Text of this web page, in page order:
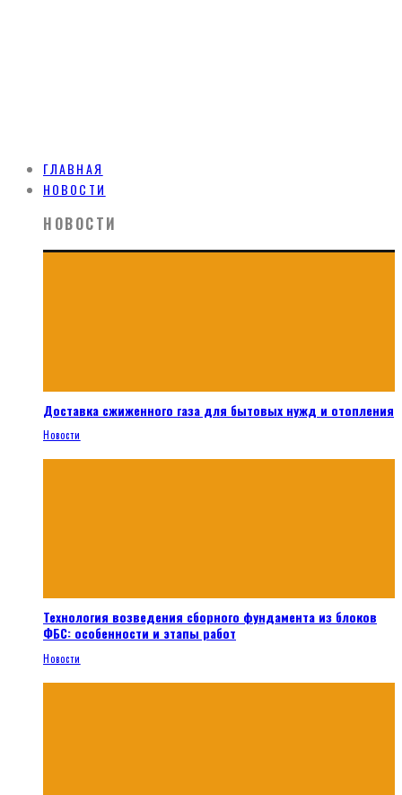
ГЛАВНАЯ
НОВОСТИ
НОВОСТИ
Доставка сжиженного газа для бытовых нужд и отопления
Новости
Технология возведения сборного фундамента из блоков
ФБС: особенности и этапы работ
Новости